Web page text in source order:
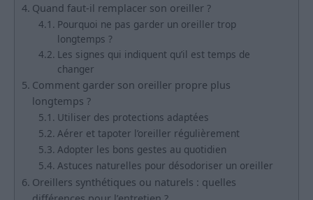
Quand faut-il remplacer son oreiller ?
Pourquoi ne pas garder un oreiller trop
longtemps ?
Les signes qui indiquent qu’il est temps de
changer
Comment garder son oreiller propre plus
longtemps ?
Utiliser des protections adaptées
Aérer et tapoter l’oreiller régulièrement
Adopter les bons gestes au quotidien
Astuces naturelles pour désodoriser un oreiller
Oreillers synthétiques ou naturels : quelles